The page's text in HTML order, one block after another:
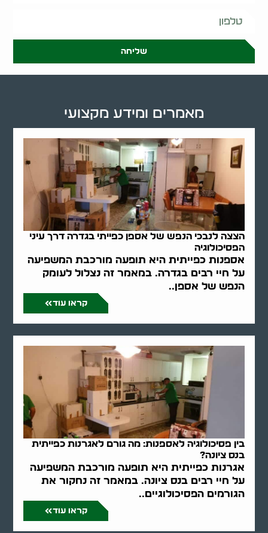
שליחה
הצצה לנבכי הנפש של אספן כפייתי בגדרה דרך עיני
הפסיכולוגיה
אספנות כפייתית היא תופעה מורכבת המשפיעה
על חיי רבים בגדרה. במאמר זה נצלול לעומק
הנפש של אספן..
קראו עוד
בין פסיכולוגיה לאספנות: מה גורם לאגרנות כפייתית
בנס ציונה?
אגרנות כפייתית היא תופעה מורכבת המשפיעה
על חיי רבים בנס ציונה. במאמר זה נחקור את
הגורמים הפסיכולוגיים..
קראו עוד
מאמרים ומידע מקצועי